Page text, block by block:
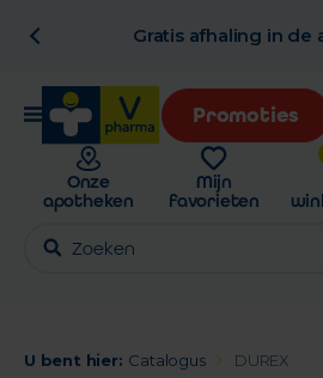
Gratis afhaling in de
Promoties
Onze
apotheken
Mijn
favorieten
U bent hier: Catalogus DUREX